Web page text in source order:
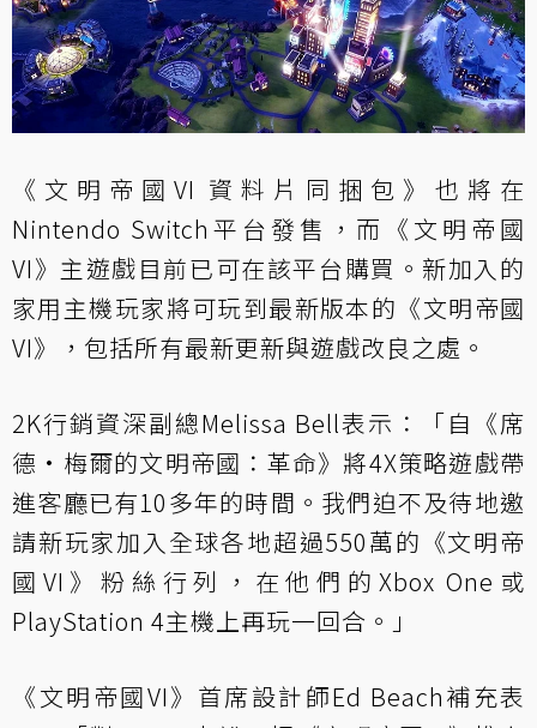
《文明帝國VI 資料片同捆包》也將在
Nintendo Switch平台發售，而《文明帝國
VI》主遊戲目前已可在該平台購買。新加入的
家用主機玩家將可玩到最新版本的《文明帝國
VI》，包括所有最新更新與遊戲改良之處。
2K行銷資深副總Melissa Bell表示：「自《席
德·梅爾的文明帝國：革命》將4X策略遊戲帶
進客廳已有10多年的時間。我們迫不及待地邀
請新玩家加入全球各地超過550萬的《文明帝
國VI》粉絲行列，在他們的Xbox One或
PlayStation 4主機上再玩一回合。」
《文明帝國VI》首席設計師Ed Beach補充表